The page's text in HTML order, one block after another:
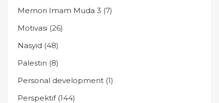
Memori Imam Muda 3 (7)
Motivasi (26)
Nasyid (48)
Palestin (8)
Personal development (1)
Perspektif(144)